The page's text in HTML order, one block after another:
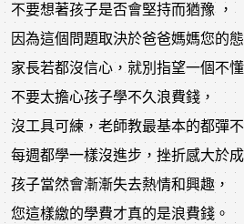
不要想著孩子是否會堅持而猶豫 ，
因為這個問題取決於爸爸媽媽您的態
家長若都沒信心，就別指望一個不
不要太擔心孩子學不久浪費錢，
沒工具可練，老師教最基本的都彈
每週都學一樣沒進步，挫折感大於
孩子當然會漸漸失去熱情和興趣，
您這樣繳的學費才真的是浪費錢。